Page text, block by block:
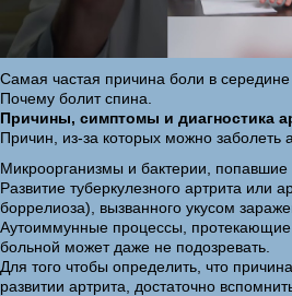
Самая частая причина боли в
Почему болит спина.
Причины, симптомы и диагностика
Причин, из-за которых можно заболеть
Микроорганизмы и бактерии, попавшие
Развитие туберкулезного артрита или
боррелиоза), вызванного укусом
Аутоиммунные процессы, протекающие
больной может даже не подозревать.
Для того чтобы определить, что
развитии артрита, достаточно